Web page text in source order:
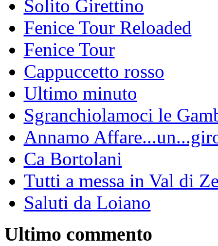
Solito Girettino
Fenice Tour Reloaded
Fenice Tour
Cappuccetto rosso
Ultimo minuto
Sgranchiolamoci le
Annamo
Ca Bortolani
Tutti a messa in Val di
Saluti da Loiano
Ultimo commento